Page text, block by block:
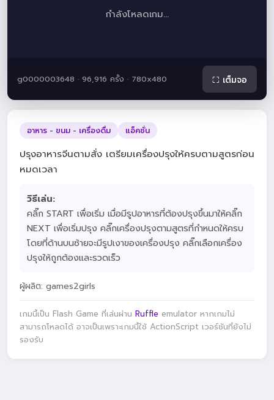
กำลังโหลดเกม...
g0000003648 · 96,916 ครั้ง · 780x480 ⛶ เต็มจอ
อาหาร - ขนม - เครื่องดื่ม แอ็คชั่น
ปรุงอาหารจีนตามสั่ง เตรียมเครื่องปรุงให้ครบตามสูตรก่อน
หมดเวลา
วิธีเล่น:
คลิ๊ก START เพื่อเริ่ม เมื่อมีรูปอาหารที่ต้องปรุงขึ้นมาให้คลิ๊ก
NEXT เพื่อเริ่มปรุง คลิ๊กเครื่องปรุงตามสูตรที่กำหนดให้ครบ
โดยที่ด้านบนซ้ายจะมีรูปเงาของเครื่องปรุง คลิ๊กเลือกเครื่อง
ปรุงให้ถูกต้องและรวดเร็ว
ผู้ผลิต: games2girls
เกมนี้เป็น Flash Game ที่เล่นผ่าน Ruffle emulator หากเกมไม่
สามารถโหลดได้ อาจเป็นเพราะเกมนี้ใช้ ActionScript เวอร์ชันที่ยังไม่
รองรับ